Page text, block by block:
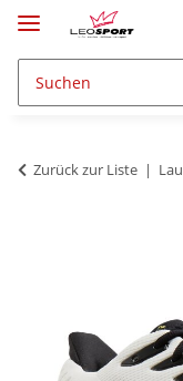
Zurück zur Liste